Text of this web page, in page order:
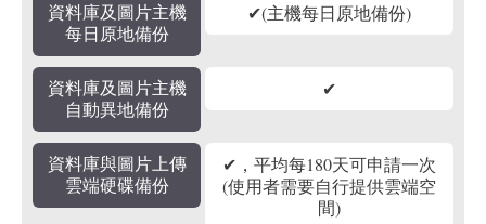
資料庫及圖片主機
每日原地備份
✔(主機每日原地備份)
資料庫及圖片主機
自動異地備份
✔
資料庫與圖片上傳
雲端硬碟備份
✔，平均每180天可申請一次
(使用者需要自行提供雲端空
間)